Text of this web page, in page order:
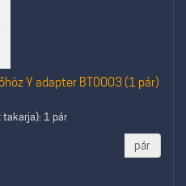
Y adapter BT0003 (1 pár)
takarja): 1 pár
pár